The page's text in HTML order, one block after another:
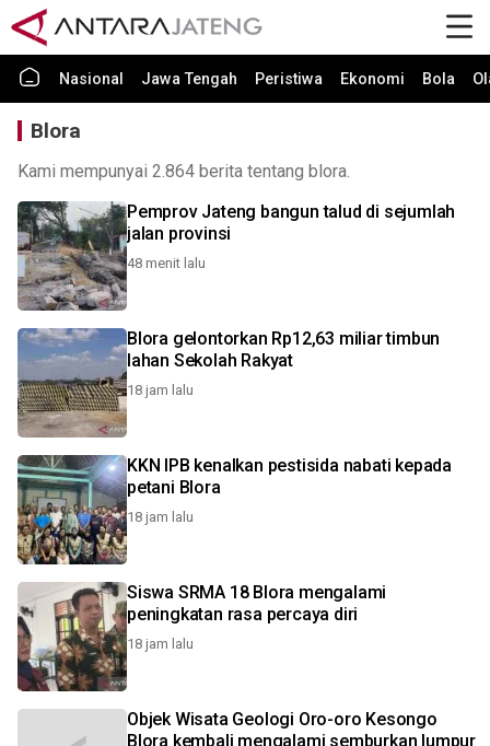
Nasional Jawa Tengah Peristiwa Ekonomi Bola
Blora
Kami mempunyai 2.864 berita tentang blora.
Pemprov Jateng bangun talud di sejumlah
jalan provinsi
48 menit lalu
Blora gelontorkan Rp12,63 miliar timbun
lahan Sekolah Rakyat
18 jam lalu
KKN IPB kenalkan pestisida nabati kepada
petani Blora
18 jam lalu
Siswa SRMA 18 Blora mengalami
peningkatan rasa percaya diri
18 jam lalu
Objek Wisata Geologi Oro-oro Kesongo
Blora kembali mengalami semburkan lumpur